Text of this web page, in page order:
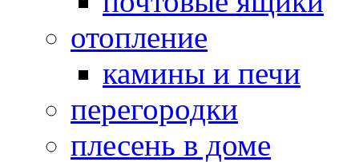
отопление
камины и печи
перегородки
плесень в доме